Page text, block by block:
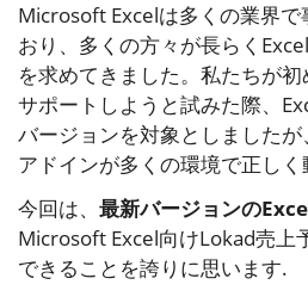
Microsoft Excelは多くの業界で
おり、多くの方々が長らく
を求めてきました。私たちが
サポートしようと試みた際、
バージョンを対象としましたが
アドインが多くの環境で正し
今回は、 最新バージョンの
Microsoft Excel向けLokad売上
できることを誇りに思います.